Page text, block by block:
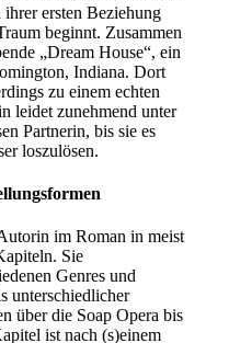
ersten Beziehung
beginnt. Zusammen
„Dream House“, ein
Indiana. Dort
zu einem echten
leidet zunehmend unter
Partnerin, bis sie es
loszulösen.
im Roman in meist
Sie
Genres und
unterschiedlicher
über die Soap Opera bis
ist nach (s)einem